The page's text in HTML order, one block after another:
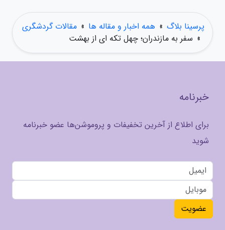
پرسینا بلاگ » همه اخبار و مقاله ها » مقالات گردشگری
» سفر به مازندران؛ چهل تکه ای از بهشت
خبرنامه
برای اطلاع از آخرین تخفیفات و پروموشن‌ها عضو خبرنامه
شوید
عضویت